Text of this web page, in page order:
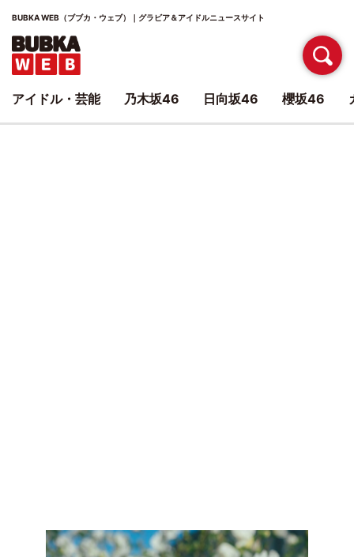
BUBKA WEB（ブブカ・ウェブ）｜グラビア＆アイドルニュースサイト
アイドル・芸能 乃木坂46 日向坂46 櫻坂46